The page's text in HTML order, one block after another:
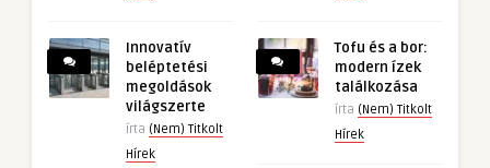
Innovatív
beléptetési
megoldások
világszerte
írta (Nem) Titkolt
Hírek
Tofu és a bor:
modern ízek
találkozása
írta (Nem) Titkolt
Hírek